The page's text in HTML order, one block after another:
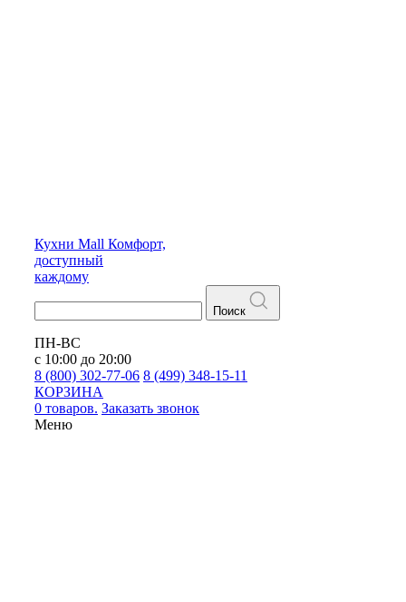
Кухни Mall Комфорт,
доступный
каждому
Поиск
ПН-ВС
с 10:00 до 20:00
8 (800) 302-77-06 8 (499) 348-15-11
КОРЗИНА
0 товаров. Заказать звонок
Меню